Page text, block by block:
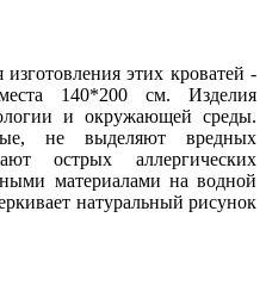
этих кроватей -
140*200 см. Изделия
и окружающей среды.
не выделяют вредных
острых аллергических
материалами на водной
натуральный рисунок